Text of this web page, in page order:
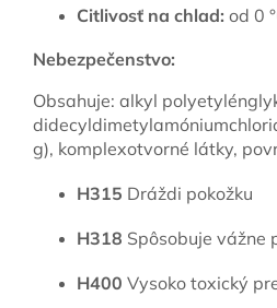
Citlivosť na chlad: od 0
Nebezpečenstvo:
Obsahuje: alkyl
g), komplexotvorné látky,
H315 Dráždi pokožku
H318 Spôsobuje vážne
H400 Vysoko toxický